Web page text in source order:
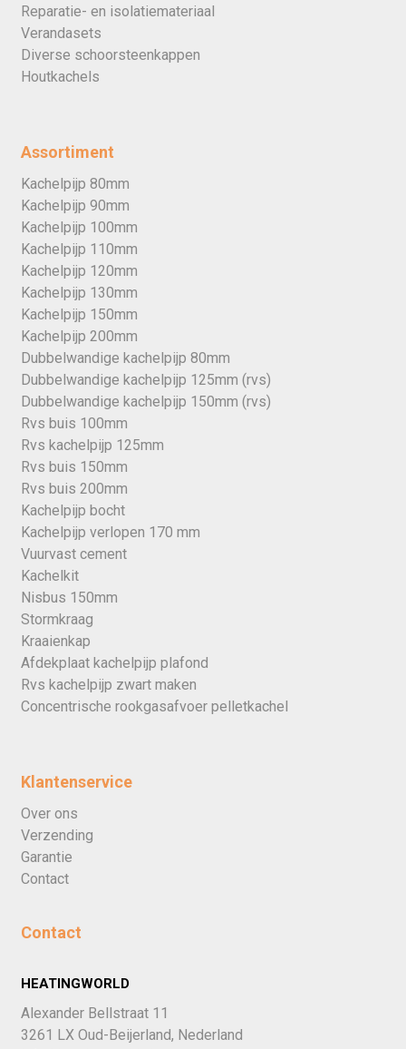
Reparatie- en isolatiemateriaal
Verandasets
Diverse schoorsteenkappen
Houtkachels
Assortiment
Kachelpijp 80mm
Kachelpijp 90mm
Kachelpijp 100mm
Kachelpijp 110mm
Kachelpijp 120mm
Kachelpijp 130mm
Kachelpijp 150mm
Kachelpijp 200mm
Dubbelwandige kachelpijp 80mm
Dubbelwandige kachelpijp 125mm (rvs)
Dubbelwandige kachelpijp 150mm (rvs)
Rvs buis 100mm
Rvs kachelpijp 125mm
Rvs buis 150mm
Rvs buis 200mm
Kachelpijp bocht
Kachelpijp verlopen 170 mm
Vuurvast cement
Kachelkit
Nisbus 150mm
Stormkraag
Kraaienkap
Afdekplaat kachelpijp plafond
Rvs kachelpijp zwart maken
Concentrische rookgasafvoer pelletkachel
Klantenservice
Over ons
Verzending
Garantie
Contact
Contact
HEATINGWORLD
Alexander Bellstraat 11
3261 LX Oud-Beijerland, Nederland